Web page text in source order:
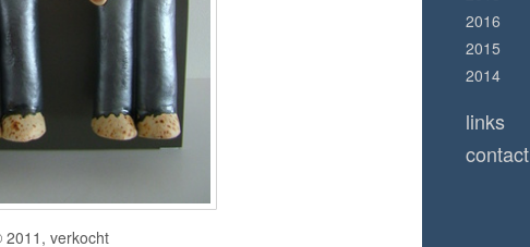
verkocht
2016
2015
2014
links
contact